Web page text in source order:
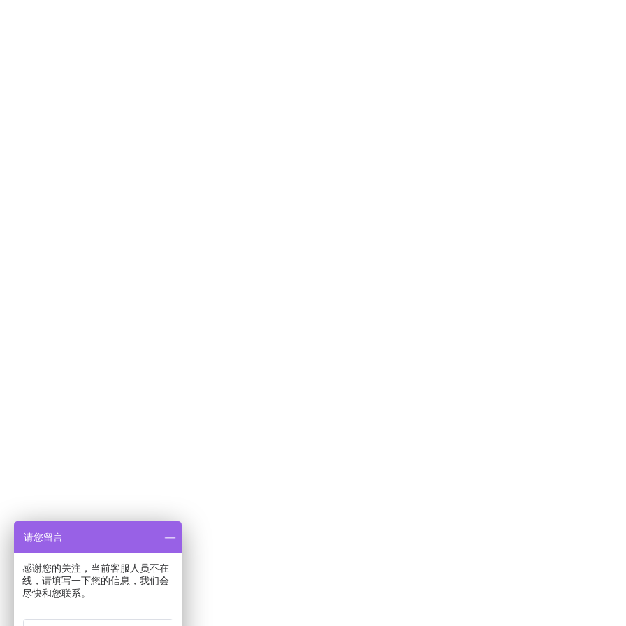
请您留言
感谢您的关注，当前客服人员不在
线，请填写一下您的信息，我们会
尽快和您联系。